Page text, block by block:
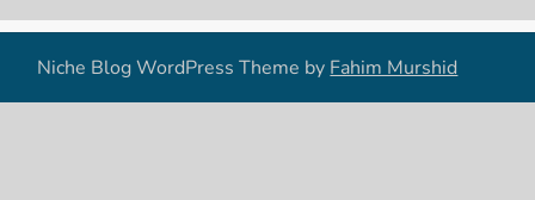
Niche Blog WordPress Theme byFahim Murshid